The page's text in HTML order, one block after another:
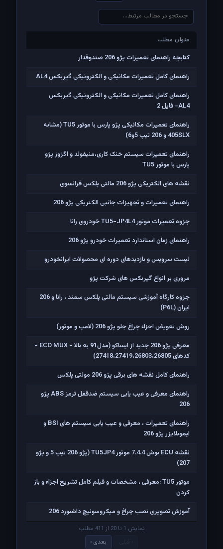
عنوان مطلب
عنوان مطلب
کتابچه راهنمای تعمیرات پژو 206 صندوقدار
راهنمای کامل تعمیرات مکانیکی و الکترونیکی گیربکس AL4
راهنمای کامل تعمیرات مکانیکی و الکترونیکی گیربکس
AL4- فایل 2
راهنمای تعمیرات مکانیکی پژو پارس با موتور TU5 (مشابه
405SLX و 206 تیپ 5و6)
راهنمای تعمیرات سیستم خنک کاری،منیفولد و اگزوز پژو
پارس با موتور TU5
نقشه های الکتریکی پژو 206 مالتی پلکس فرانسوی
راهنمای تعمیرات و تجهیزات جانبی الکتریکی پژو 206
جزوه تعمیرات موتور TU5-JP4L4 خودروی رانا
راهنمای زمان استاندارد تعمیرات خودرو پژو 206
لیست سرویس و بازدیدهای دوره ای محصولات ایرانخودرو
مروری بر انواع گیربکس های شرکت پژو
جزوه کارگاه آموزشی سیستم مالتی پلکس سمند ، رانا و 206
ايران (P6L)
روش تعویض اجزاء چراغ جلو پژو 206 (لامپ و موتور)
معرفی پژو 206 جدید از ایساکو (مدل91 به بالا - ECO MUX -
کدهای 27418،27419،26803،26805)
راهنمای کامل نقشه های برقی پژو 206 مولتی پلکس
راهنمای معرفی و عیب یابی سیستم ضدقفل ترمز ABS پژو
206
راهنمای تعمیرات ، معرفی و عیب یابی سیستم های BSI و
ایموبلایزر پژو 206
نقشه ECU بوش 7.4.4 موتور TU5JP4 (پژو 206 تیپ 5 و پژو
207)
موتور TU5 :معرفی ، مشخصات و فیلم کامل تشریح اجزاء و باز
کردن
آموزش تصویری نصب چراغ و میکروسوئیچ داشبورد 206
نمایش 1 تا 20 از 411 مطلب
بعدی ›